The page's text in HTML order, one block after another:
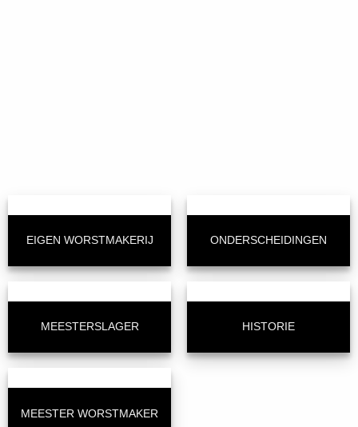
EIGEN WORSTMAKERIJ ONDERSCHEIDINGEN
MEESTERSLAGER HISTORIE
MEESTER WORSTMAKER